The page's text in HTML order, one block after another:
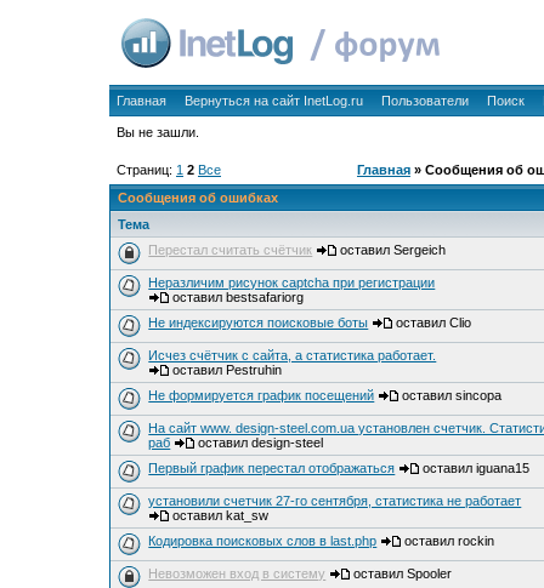
Главная Вернуться на сайт InetLog.ru Пользователи Поиск
Вы не зашли.
Страниц: 1 2 Все Главная » Сообщения об
Сообщения об ошибках
Тема
Перестал считать счётчик
оставил Sergeich
Неразличим рисунок captcha при регистрации
оставил bestsafariorg
Не индексируются поисковые боты
оставил Clio
Исчез счётчик с сайта, а статистика работает.
оставил Pestruhin
Не формируется график посещений
оставил sincopa
На сайт www. design-steel.com.ua установлен счетчик.
раб
оставил design-steel
Первый график перестал отображаться
оставил iguana15
установили счетчик 27-го сентября, статистика не работает
оставил kat_sw
Кодировка поисковых слов в last.php
оставил rockin
Невозможен вход в систему оставил Spooler